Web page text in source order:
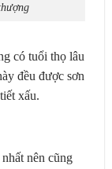
có tuổi thọ lâu
đều được sơn
xấu.
nên cũng